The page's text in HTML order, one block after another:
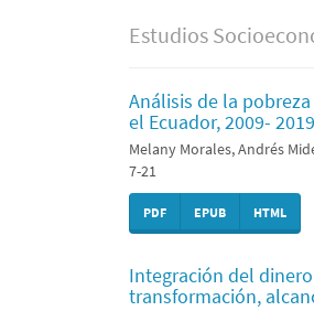
Estudios
Análisis de la
el Ecuador, 2009- 2019
Melany Morales, Andrés
7-21
PDF EPUB HTML
Integración del
transformación,